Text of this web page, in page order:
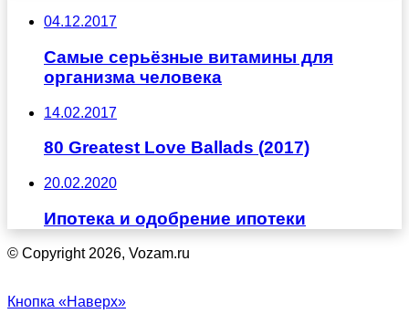
04.12.2017
Самые серьёзные витамины для
организма человека
14.02.2017
80 Greatest Love Ballads (2017)
20.02.2020
Ипотека и одобрение ипотеки
© Copyright 2026, Vozam.ru
Кнопка «Наверх»